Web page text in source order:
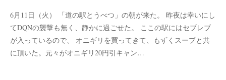
6月11日（火） 「道の駅とうべつ」の朝が来た。 昨夜は幸いにし
てDQNの襲撃も無く、静かに過ごせた。 ここの駅にはセブレブ
が入っているので、 オニギリを買ってきて、もずくスープと共
に頂いた。元々がオニギリ20円引キャン…